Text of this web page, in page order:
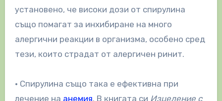
установено, че високи дози от спирулина
също помагат за инхибиране на много
алергични реакции в организма, особено сред
тези, които страдат от алергичен ринит.
• Спирулина също така е ефективна при
лечение на анемия. В книгата си Изцеление с